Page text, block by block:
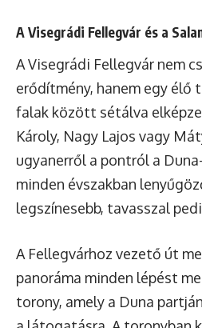
A Visegrádi Fellegvár és a
A Visegrádi Fellegvár nem
erődítmény, hanem egy élő
falak között sétálva
Károly, Nagy Lajos vagy
ugyanerről a pontról a
minden évszakban
legszínesebb, tavasszal
A Fellegvárhoz vezető út
panoráma minden lépést
torony, amely a Duna